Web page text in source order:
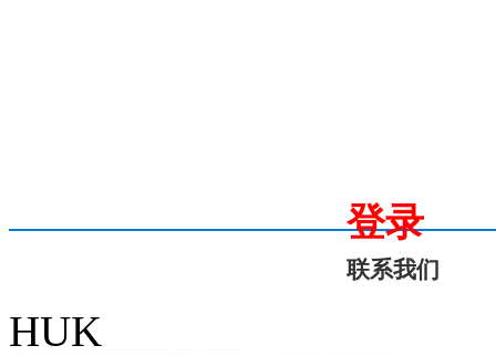
登录
联系我们
HUK